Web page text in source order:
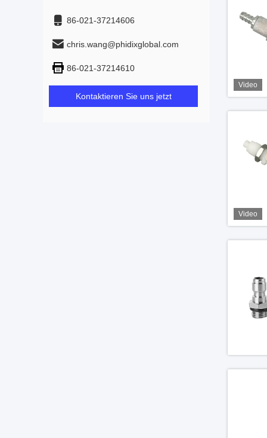
86-021-37214606
chris.wang@phidixglobal.com
86-021-37214610
Kontaktieren Sie uns jetzt
Video
Video